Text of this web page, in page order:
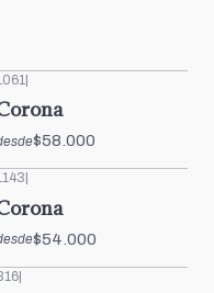
$58.000
$54.000
|